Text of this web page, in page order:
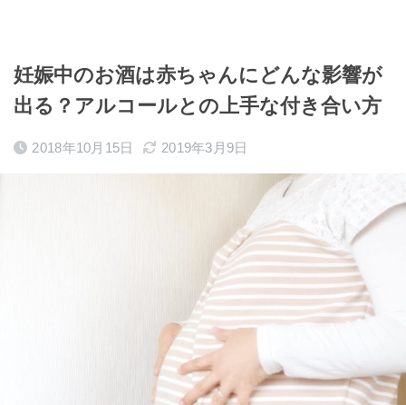
妊娠中のお酒は赤ちゃんにどんな影響が
出る？アルコールとの上手な付き合い方
2018年10月15日 2019年3月9日